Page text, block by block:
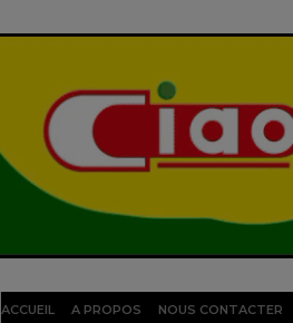
ACCUEIL A PROPOS NOUS CONTACTER